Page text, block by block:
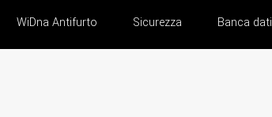
WiDna Antifurto Sicurezza Banca dati